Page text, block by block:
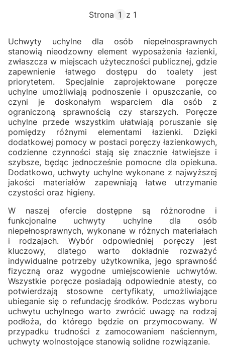
Strona z 1
Uchwyty uchylne dla osób niepełnosprawnych
stanowią nieodzowny element wyposażenia łazienki,
zwłaszcza w miejscach użyteczności publicznej, gdzie
zapewnienie łatwego dostępu do toalety jest
priorytetem. Specjalnie zaprojektowane poręcze
uchylne umożliwiają podnoszenie i opuszczanie, co
czyni je doskonałym wsparciem dla osób z
ograniczoną sprawnością czy starszych. Poręcze
uchylne przede wszystkim ułatwiają poruszanie się
pomiędzy różnymi elementami łazienki. Dzięki
dodatkowej pomocy w postaci poręczy łazienkowych,
codzienne czynności stają się znacznie łatwiejsze i
szybsze, będąc jednocześnie pomocne dla opiekuna.
Dodatkowo, uchwyty uchylne wykonane z najwyższej
jakości materiałów zapewniają łatwe utrzymanie
czystości oraz higieny.
W naszej ofercie dostępne są różnorodne i
funkcjonalne uchwyty uchylne dla osób
niepełnosprawnych, wykonane w różnych materiałach
i rodzajach. Wybór odpowiedniej poręczy jest
kluczowy, dlatego warto dokładnie rozważyć
indywidualne potrzeby użytkownika, jego sprawność
fizyczną oraz wygodne umiejscowienie uchwytów.
Wszystkie poręcze posiadają odpowiednie atesty, co
potwierdzają stosowne certyfikaty, umożliwiające
ubieganie się o refundację środków. Podczas wyboru
uchwytu uchylnego warto zwrócić uwagę na rodzaj
podłoża, do którego będzie on przymocowany. W
przypadku trudności z zamocowaniem naściennym,
uchwyty wolnostojące stanowią solidne rozwiązanie.